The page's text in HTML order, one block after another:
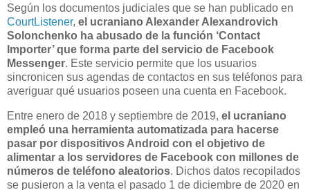
Según los documentos judiciales que se han publicado en
CourtListener, el ucraniano Alexander Alexandrovich
Solonchenko ha abusado de la función ‘Contact
Importer’ que forma parte del servicio de Facebook
Messenger. Este servicio permite que los usuarios
sincronicen sus agendas de contactos en sus teléfonos para
averiguar qué usuarios poseen una cuenta en Facebook.
Entre enero de 2018 y septiembre de 2019, el ucraniano
empleó una herramienta automatizada para hacerse
pasar por dispositivos Android con el objetivo de
alimentar a los servidores de Facebook con millones de
números de teléfono aleatorios. Dichos datos recopilados
se pusieron a la venta el pasado 1 de diciembre de 2020 en